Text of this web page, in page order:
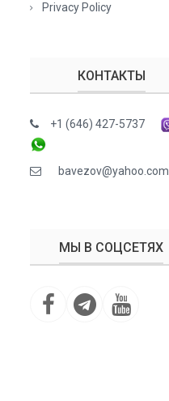
Privacy Policy
КОНТАКТЫ
+1 (646) 427-5737
bavezov@yahoo.com
МЫ В СОЦСЕТЯХ